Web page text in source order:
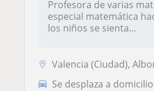
Profesora de varias
especial matemática
los niños se sienta...
Valencia (Ciudad), Alboraya,
Se desplaza a domicilio